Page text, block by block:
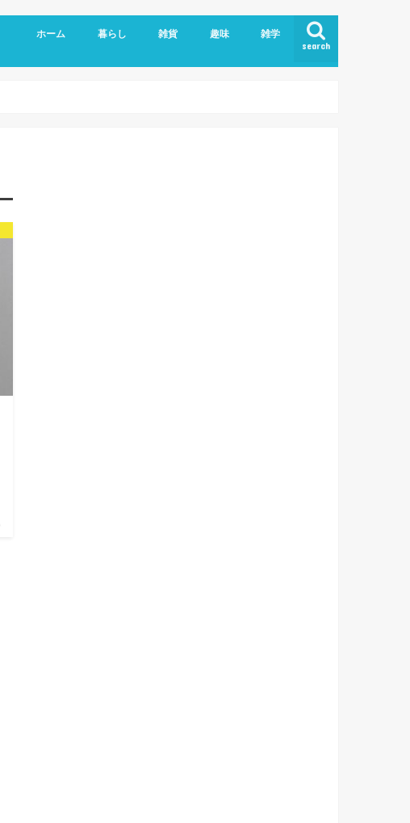
search
ホーム
プライバシーポリシー
暮らし
こども 妊娠、出産
育児メモ
エッセイ
ヘルスケア 粉瘤
美容
肩こり
ペット、動物
雑貨
家具/家電
手作り雑貨
日用雑貨
食品
趣味
おでかけログ
伊勢だより
映画/ドラマ
雑学
Blog/WordPress
PC、IT業務
アプリ/webサービス
英語